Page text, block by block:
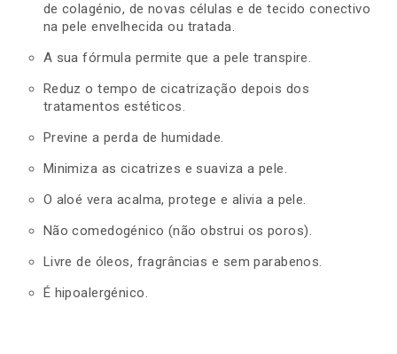
de colagénio, de novas células e de tecido conectivo
na pele envelhecida ou tratada.
A sua fórmula permite que a pele transpire.
Reduz o tempo de cicatrização depois dos
tratamentos estéticos.
Previne a perda de humidade.
Minimiza as cicatrizes e suaviza a pele.
O aloé vera acalma, protege e alivia a pele.
Não comedogénico (não obstrui os poros).
Livre de óleos, fragrâncias e sem parabenos.
É hipoalergénico.